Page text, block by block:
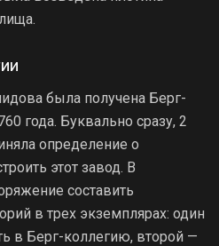
была получена Берг-
года. Буквально сразу, 2
определение о
этот завод. В
составить
в трех экземплярах: один
в Берг-коллегию, второй —